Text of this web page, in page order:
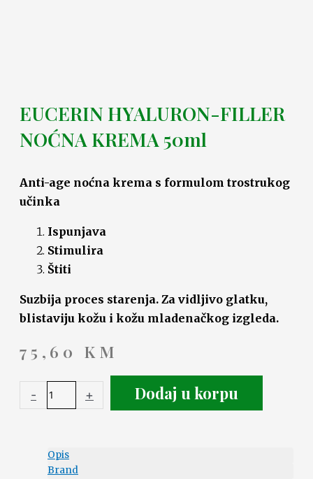
EUCERIN HYALURON-FILLER
NOĆNA KREMA 50ml
Anti-age noćna krema s formulom trostrukog
učinka
Ispunjava
Stimulira
Štiti
Suzbija proces starenja. Za vidljivo glatku,
blistaviju kožu i kožu mladenačkog izgleda.
75,60 KM
- + Dodaj u korpu
Opis
Brand